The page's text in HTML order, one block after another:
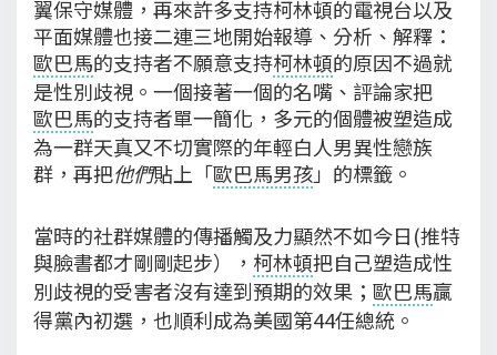
翼保守媒體，再來許多支持柯林頓的電視台以及
平面媒體也接二連三地開始報導、分析、解釋：
歐巴馬的支持者不願意支持柯林頓的原因不過就
是性別歧視。一個接著一個的名嘴、評論家把
歐巴馬的支持者單一簡化，多元的個體被塑造成
為一群天真又不切實際的年輕白人男異性戀族
群，再把他們貼上「歐巴馬男孩」的標籤。
當時的社群媒體的傳播觸及力顯然不如今日(推特
與臉書都才剛剛起步）， 柯林頓把自己塑造成性
別歧視的受害者沒有達到預期的效果； 歐巴馬贏
得黨內初選，也順利成為美國第44任總統。